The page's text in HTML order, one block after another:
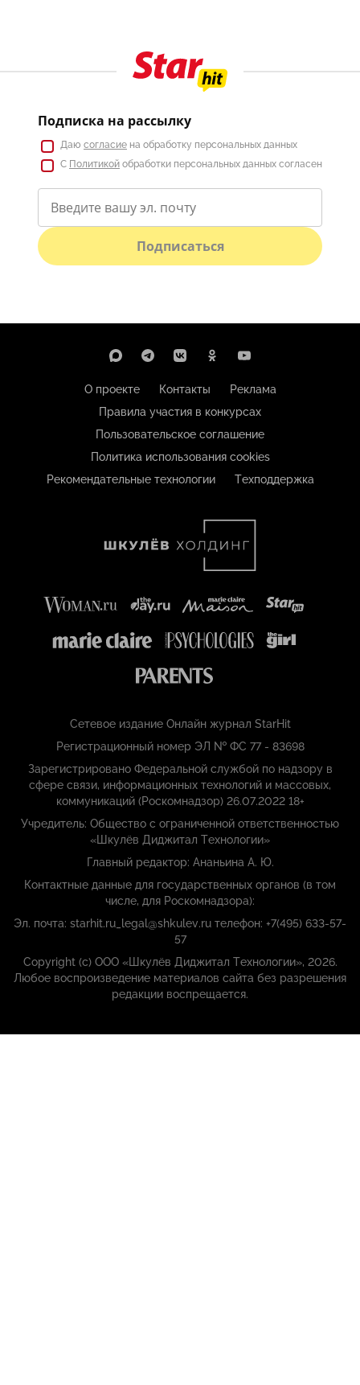
Подписка на рассылку
Даю согласие на обработку персональных данных
С Политикой обработки персональных данных согласен
Подписаться
О проекте Контакты
Реклама
Правила участия в конкурсах
Пользовательское соглашение
Политика использования cookies
Рекомендательные технологии
Техподдержка
Сетевое издание Онлайн журнал StarHit
Регистрационный номер ЭЛ № ФС 77 - 83698
Зарегистрировано Федеральной службой по надзору в
сфере связи, информационных технологий и массовых,
коммуникаций (Роскомнадзор) 26.07.2022 18+
Учредитель: Общество с ограниченной ответственностью
«Шкулёв Диджитал Технологии»
Главный редактор: Ананьина А. Ю.
Контактные данные для государственных органов (в том
числе, для Роскомнадзора):
Эл. почта: starhit.ru_legal@shkulev.ru телефон: +7(495) 633-57-
57
Copyright (с) ООО «Шкулёв Диджитал Технологии», 2026.
Любое воспроизведение материалов сайта без разрешения
редакции воспрещается.